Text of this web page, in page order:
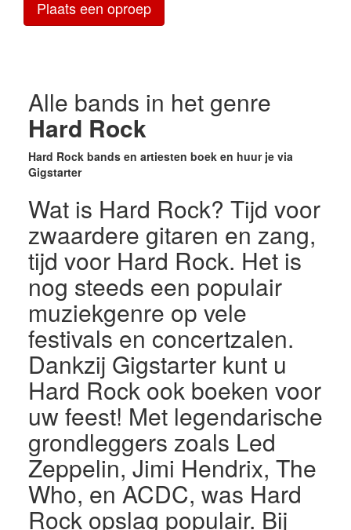
Plaats een oproep
Alle bands in het genre
Hard Rock
Hard Rock bands en artiesten boek en huur je via
Gigstarter
Wat is Hard Rock? Tijd voor
zwaardere gitaren en zang,
tijd voor Hard Rock. Het is
nog steeds een populair
muziekgenre op vele
festivals en concertzalen.
Dankzij Gigstarter kunt u
Hard Rock ook boeken voor
uw feest! Met legendarische
grondleggers zoals Led
Zeppelin, Jimi Hendrix, The
Who, en ACDC, was Hard
Rock opslag populair. Bij